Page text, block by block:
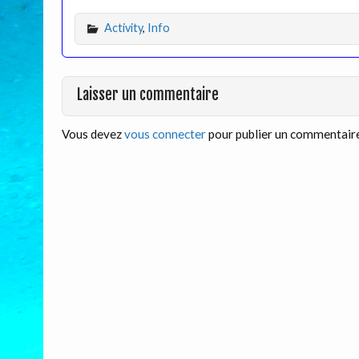
Activity, Info
Laisser un commentaire
Vous devezvous connecterpour publier un